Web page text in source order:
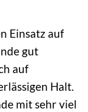
Einsatz auf
gut
auf
Halt.
mit sehr viel